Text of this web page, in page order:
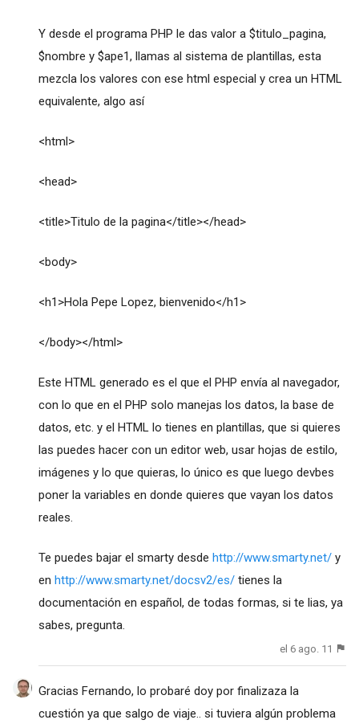
Y desde el programa PHP le das valor a $titulo_pagina,
$nombre y $ape1, llamas al sistema de plantillas, esta
mezcla los valores con ese html especial y crea un HTML
equivalente, algo así
<html>
<head>
<title>Titulo de la pagina</title></head>
<body>
<h1>Hola Pepe Lopez, bienvenido</h1>
</body></html>
Este HTML generado es el que el PHP envía al navegador,
con lo que en el PHP solo manejas los datos, la base de
datos, etc. y el HTML lo tienes en plantillas, que si quieres
las puedes hacer con un editor web, usar hojas de estilo,
imágenes y lo que quieras, lo único es que luego devbes
poner la variables en donde quieres que vayan los datos
reales.
Te puedes bajar el smarty desde http://www.smarty.net/y
en http://www.smarty.net/docsv2/es/tienes la
documentación en español, de todas formas, si te lias, ya
sabes, pregunta.
el 6 ago. 11
Gracias Fernando, lo probaré doy por finalizaza la
cuestión ya que salgo de viaje.. si tuviera algún problema